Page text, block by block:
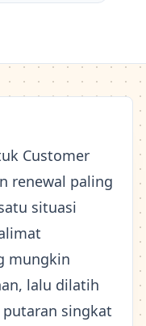
Customer
renewal paling
situasi
mungkin
lalu dilatih
singkat